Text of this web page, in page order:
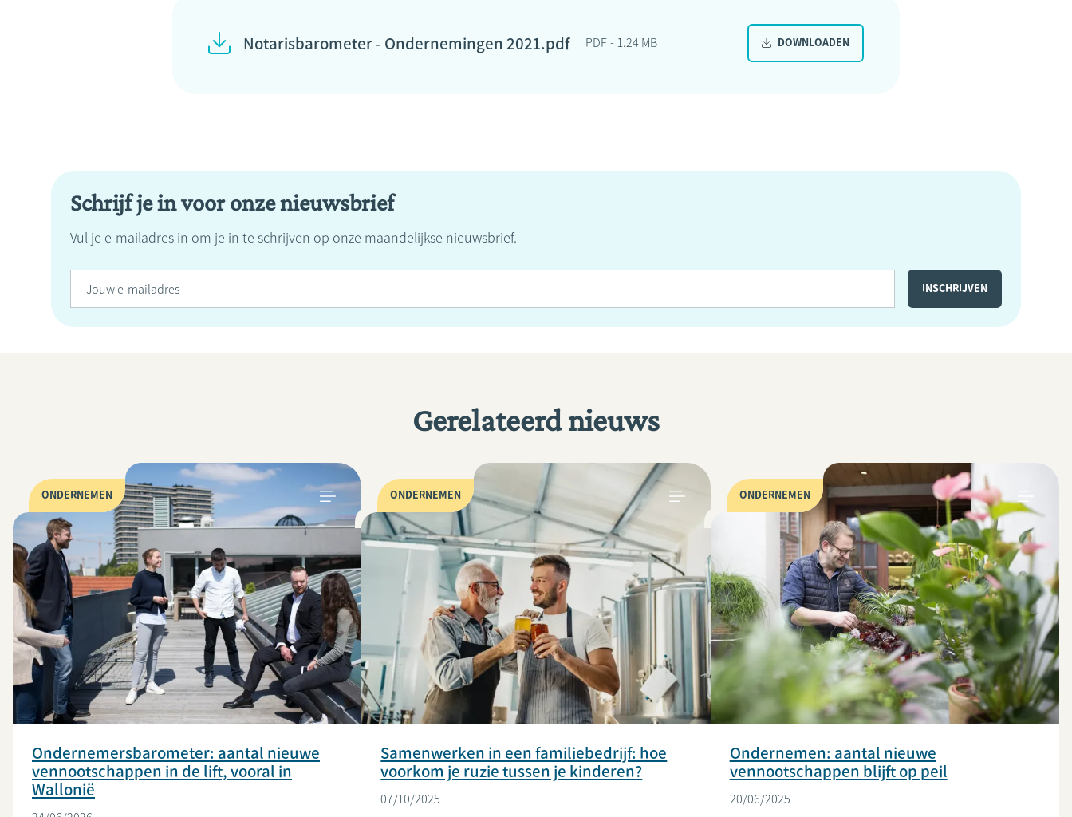
Notarisbarometer - Ondernemingen 2021.pdf PDF 1.24 MB DOWNLOADEN
Schrijf je in voor onze nieuwsbrief
Vul je e-mailadres in om je in te schrijven op onze maandelijkse nieuwsbrief.
Gerelateerd nieuws
ONDERNEMEN
Ondernemersbarometer: aantal nieuwe
vennootschappen in de lift, vooral in
Wallonië
ONDERNEMEN
Samenwerken in een familiebedrijf: hoe
voorkom je ruzie tussen je kinderen?
07/10/2025
ONDERNEMEN
Ondernemen: aantal nieuwe
vennootschappen blijft op peil
20/06/2025